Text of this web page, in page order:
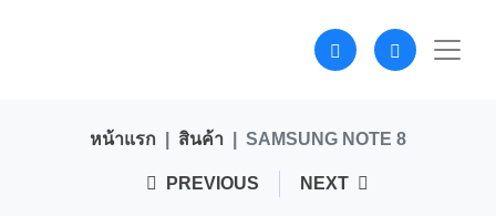
หน้าแรก สินค้า SAMSUNG NOTE 8
PREVIOUS NEXT